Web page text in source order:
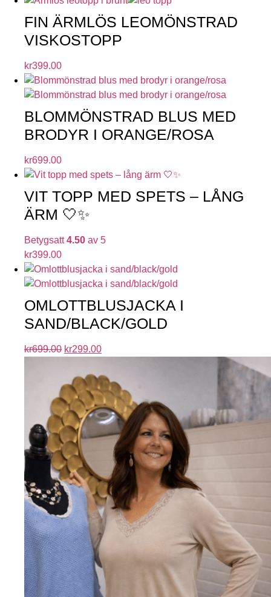
FIN ÄRMLÖS LEOMÖNSTRAD
VISKOSTOPP
kr399.00
BLOMMÖNSTRAD BLUS MED
BRODYR I ORANGE/ROSA
kr699.00
VIT TOPP MED SPETS – LÅNG
ÄRM 🤍✨
Betygsatt4.50 av 5
kr399.00
OMLOTTBLUSJACKA I
SAND/BLACK/GOLD
kr699.00 kr299.00